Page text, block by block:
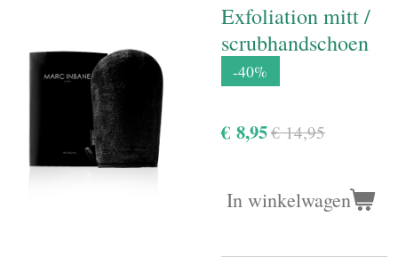
Exfoliation mitt /
scrubhandschoen
-40%
€ 8,95€ 14,95
In winkelwagen